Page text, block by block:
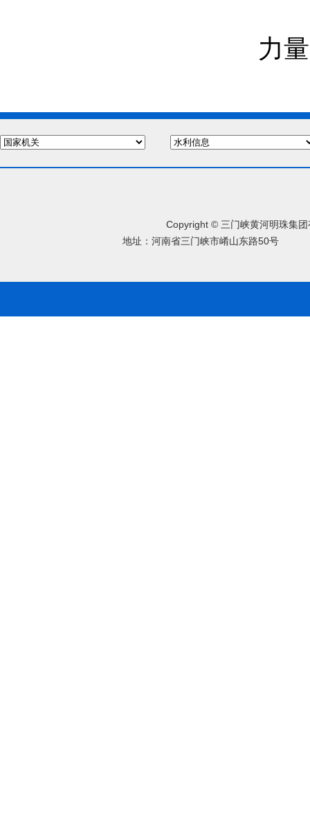
力
Copyright © 三门峡黄河明珠集团
地址：河南省三门峡市崤山东路50号